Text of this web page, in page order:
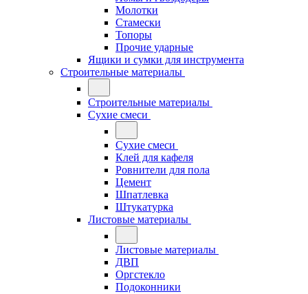
Молотки
Стамески
Топоры
Прочие ударные
Ящики и сумки для инструмента
Строительные материалы
Строительные материалы
Сухие смеси
Сухие смеси
Клей для кафеля
Ровнители для пола
Цемент
Шпатлевка
Штукатурка
Листовые материалы
Листовые материалы
ДВП
Оргстекло
Подоконники